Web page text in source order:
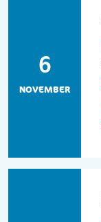
6
NOVEMBER